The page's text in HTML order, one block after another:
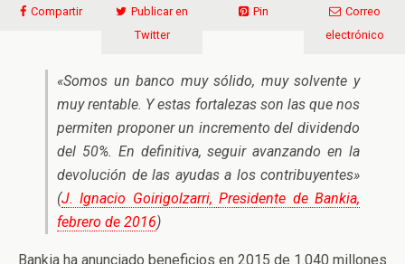
Compartir
Publicar en
Twitter
Pin
Correo
electrónico
«Somos un banco muy sólido, muy solvente y
muy rentable. Y estas fortalezas son las que nos
permiten proponer un incremento del dividendo
del 50%. En definitiva, seguir avanzando en la
devolución de las ayudas a los contribuyentes»
(J. Ignacio Goirigolzarri, Presidente de Bankia,
febrero de 2016)
Bankia ha anunciado beneficios en 2015 de 1.040 millones